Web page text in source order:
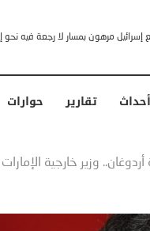
انتقادات وجهها له الرئيس الأمريكي
تقارير حوارات
أردوغان.. وزير خارجية